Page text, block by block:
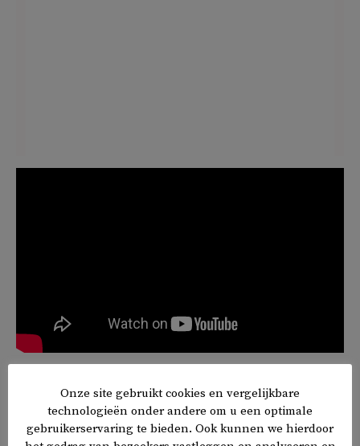
die openlijk kritiek uiten lopen opdrachten mis, want
Erdoğan-aanhangers in Nederland proberen op een
subtiele manier opdrachtgevers te manipuleren. Dat gaat
Onze site gebruikt cookies en vergelijkbare
technologieën onder andere om u een optimale
gebruikerservaring te bieden. Ook kunnen we hierdoor